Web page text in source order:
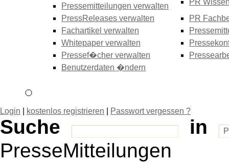
Pressemitteilungen verwalten
PressReleases verwalten
Fachartikel verwalten
Whitepaper verwalten
Pressef�cher verwalten
Benutzerdaten �ndern
PR
PR
Login kostenlos registrieren Passwort vergessen ?
Suche
in
PresseMitteilungen